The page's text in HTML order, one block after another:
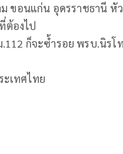
ขอนแก่น อุดรราชธานี
ต้องไป
ก็จะซ้ำรอย พรบ.นิร
เทศไทย